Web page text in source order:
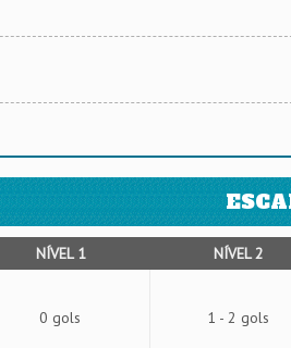
NÍVEL 1 NÍVEL 2
0 gols 1 - 2 gols